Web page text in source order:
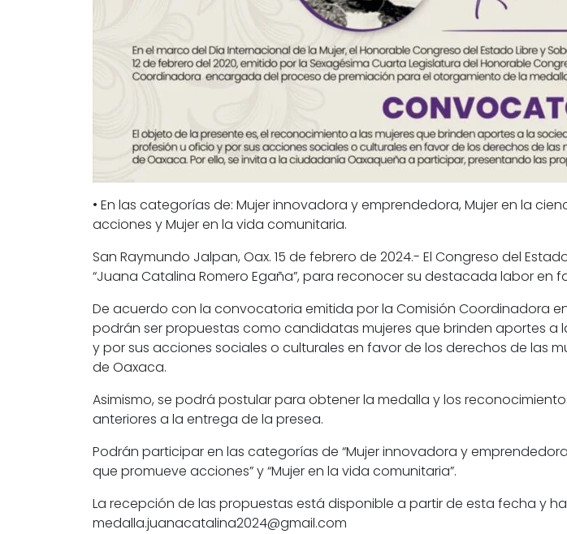
• En las categorías de: Mujer innovadora y emprendedora, Mujer en la
acciones y Mujer en la vida comunitaria.
San Raymundo Jalpan, Oax. 15 de febrero de 2024.- El Congreso del
“Juana Catalina Romero Egaña”, para reconocer su destacada labor en
De acuerdo con la convocatoria emitida por la Comisión Coordinadora
podrán ser propuestas como candidatas mujeres que brinden aportes
y por sus acciones sociales o culturales en favor de los derechos de las
de Oaxaca.
Asimismo, se podrá postular para obtener la medalla y los
anteriores a la entrega de la presea.
Podrán participar en las categorías de “Mujer innovadora y
que promueve acciones” y “Mujer en la vida comunitaria”.
La recepción de las propuestas está disponible a partir de esta fecha y
medalla.juanacatalina2024@gmail.com